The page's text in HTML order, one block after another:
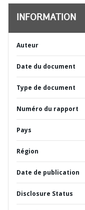
INFORMATION
Auteur
Date du document
Type de document
Numéro du rapport
Pays
Région
Date de publication
Disclosure Status